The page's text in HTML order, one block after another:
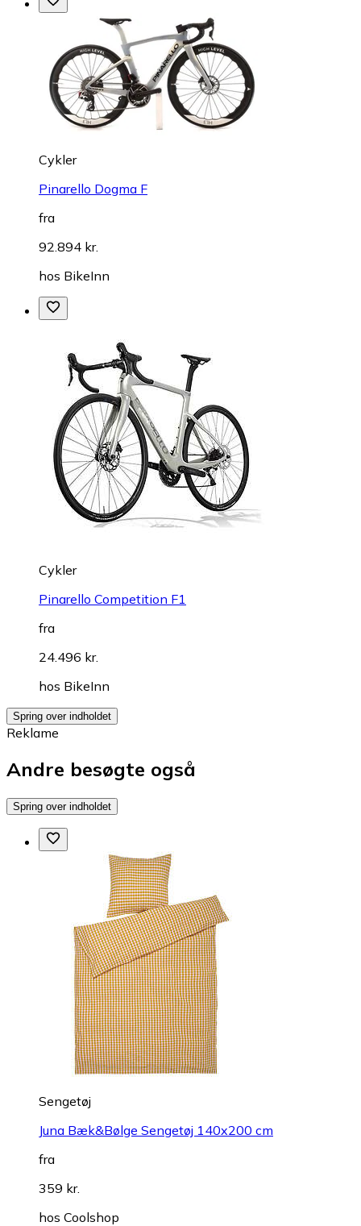
Cykler
Pinarello Dogma F
fra
92.894 kr.
hos BikeInn
Cykler
Pinarello Competition F1
fra
24.496 kr.
hos BikeInn
Spring over indholdet
Reklame
Andre besøgte også
Spring over indholdet
Sengetøj
Juna Bæk&Bølge Sengetøj 140x200 cm
fra
359 kr.
hos Coolshop